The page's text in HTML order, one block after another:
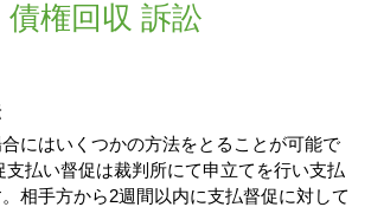
債権回収 訴訟
にはいくつかの方法をとることが可能で
支払い督促は裁判所にて申立てを行い支払
相手方から2週間以内に支払督促に対して